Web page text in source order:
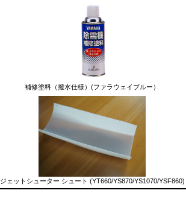
補修塗料（撥水仕様）(ファラウェイブルー）
ジェットシューター シュート (YT660/YS870/YS1070/YSF860)